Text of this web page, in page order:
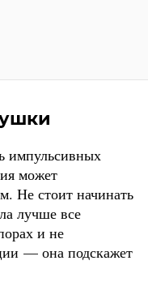
импульсивных
может
Не стоит начинать
лучше все
и не
— она подскажет